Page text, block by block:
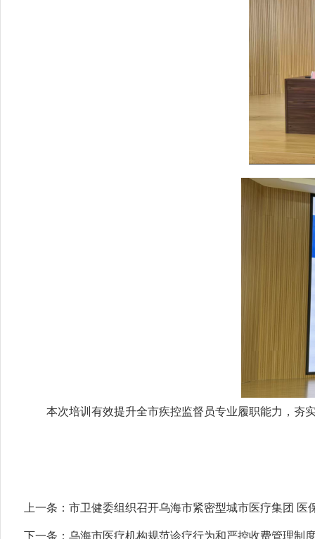
本次培训有效提升全市疾控监督员专业履职能力，夯实
上一条： 市卫健委组织召开乌海市紧密型城市医疗集团
下一条： 乌海市医疗机构规范诊疗行为和严控收费管理制